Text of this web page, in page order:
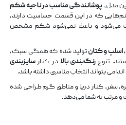
مدل، پوشانندگی مناسب در ناحیه شکم
که در این قسمت حساسیت دارند،
می‌شود و باعث نمی‌شود شکم مشخص
اسلپ و کتانتولید شده که همگی سبک،
تنوع رنگ‌بندی بالا در کنارسایزبندی
بتواند انتخاب مناسبی داشته باشد.
سفر، کنار دریا و مناطق گرم طراحی شده
و مرتب به شما می‌دهد.